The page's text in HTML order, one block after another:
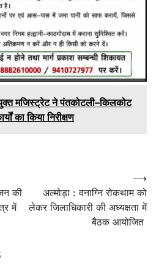
मजिस्ट्रेट ने पंतकोटली–किलकोट
का किया निरीक्षण
की
में
अल्मोड़ा : वनाग्नि रोकथाम को
लेकर जिलाधिकारी की अध्यक्षता में
बैठक आयोजित
⟶